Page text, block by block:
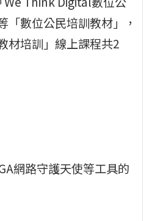
數位公民培訓教材」，
材培訓」線上課程共2
網路守護天使等工具的